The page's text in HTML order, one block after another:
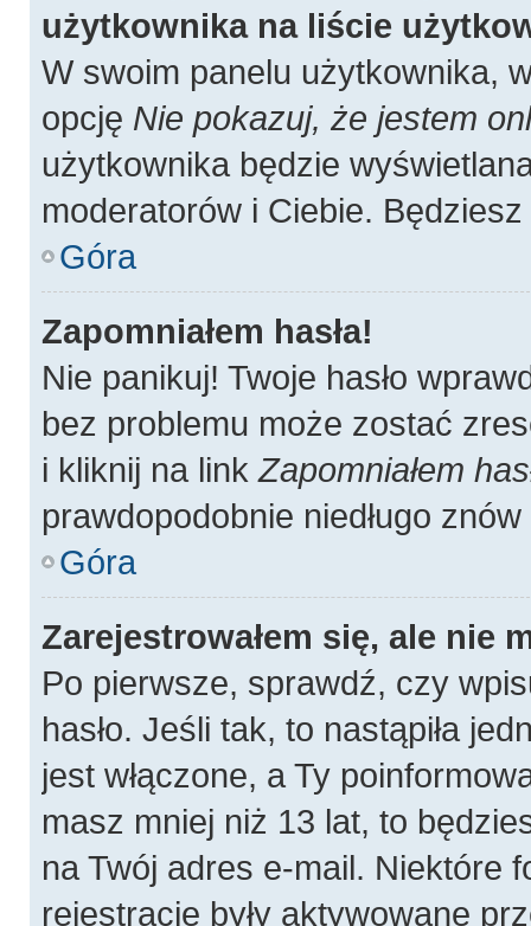
użytkownika na liście
W swoim panelu użytkownika,
opcję Nie pokazuj, że jestem
użytkownika będzie
moderatorów i Ciebie.
Góra
Zapomniałem hasła!
Nie panikuj! Twoje hasło
bez problemu może zostać
i kliknij na linkZapomniałem
prawdopodobnie niedługo
Góra
Zarejestrowałem się, ale nie
Po pierwsze, sprawdź, czy
hasło. Jeśli tak, to nastąpiła
jest włączone, a Ty
masz mniej niż 13 lat, to
na Twój adres e-mail. Niektóre
rejestracje były aktywowane